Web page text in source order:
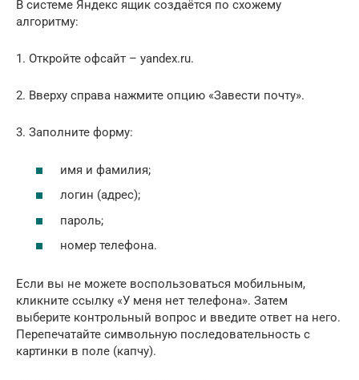
В системе Яндекс ящик создаётся по схожему
алгоритму:
1. Откройте офсайт – yandex.ru.
2. Вверху справа нажмите опцию «Завести почту».
3. Заполните форму:
имя и фамилия;
логин (адрес);
пароль;
номер телефона.
Если вы не можете воспользоваться мобильным,
кликните ссылку «У меня нет телефона». Затем
выберите контрольный вопрос и введите ответ на него.
Перепечатайте символьную последовательность с
картинки в поле (капчу).